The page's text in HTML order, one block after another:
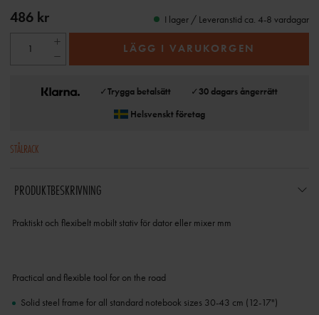
486 kr I lager / Leveranstid ca. 4-8 vardagar
LÄGG I VARUKORGEN
✓Trygga betalsätt ✓30 dagars ångerrätt
Helsvenskt företag
STÅLRACK
PRODUKTBESKRIVNING
Praktiskt och flexibelt mobilt stativ för dator eller mixer mm
Practical and flexible tool for on the road
Solid steel frame for all standard notebook sizes 30-43 cm (12-17")